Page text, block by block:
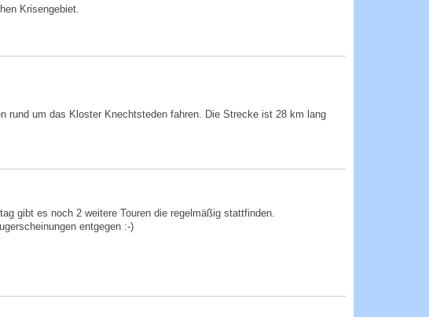
Krisengebiet.
rund um das Kloster Knechtsteden fahren. Die Strecke ist 28 km lang
gibt es noch 2 weitere Touren die regelmäßig stattfinden.
entgege­n :-)